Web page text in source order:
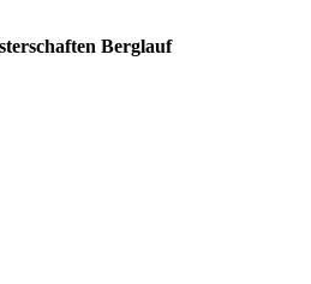
Berglauf